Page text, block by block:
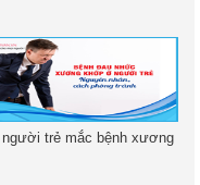
trẻ mắc bệnh xương